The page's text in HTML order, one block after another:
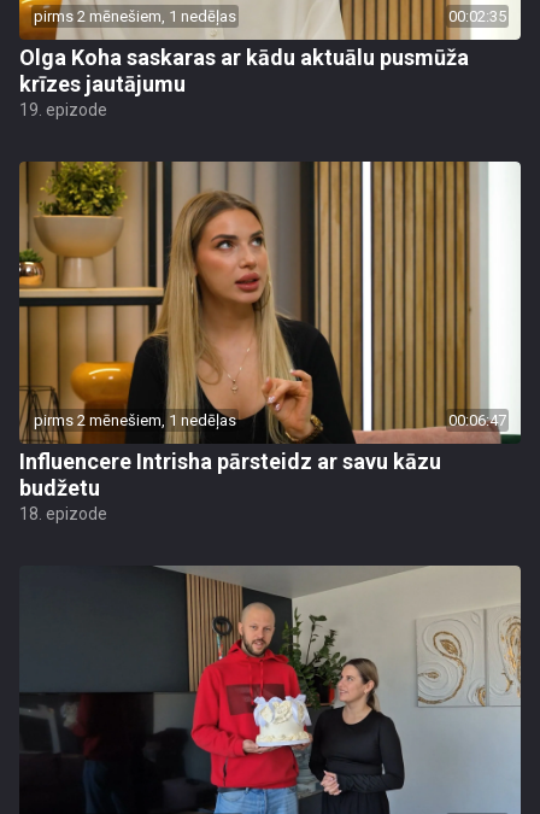
pirms 2 mēnešiem, 1 nedēļas 00:02:35
Olga Koha saskaras ar kādu aktuālu pusmūža
krīzes jautājumu
19. epizode
pirms 2 mēnešiem, 1 nedēļas 00:06:47
Influencere Intrisha pārsteidz ar savu kāzu
budžetu
18. epizode